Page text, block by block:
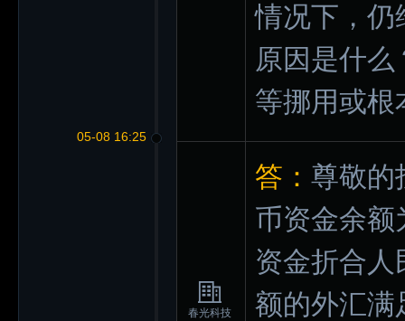
05-08 16:25
情况下，仍
原因是什
等挪用或根
春光科技
答： 尊敬的
币资金余额
资金折合
额的外汇满